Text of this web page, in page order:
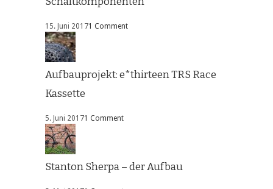
15. Juni 20171 Comment
Aufbauprojekt: e*thirteen TRS Race
Kassette
5. Juni 20171 Comment
Stanton Sherpa – der Aufbau